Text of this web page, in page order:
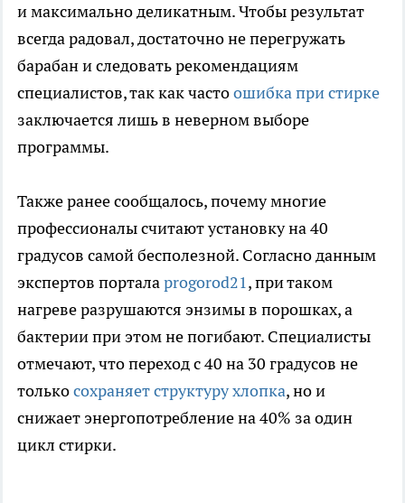
и максимально деликатным. Чтобы результат
всегда радовал, достаточно не перегружать
барабан и следовать рекомендациям
специалистов, так как частоошибка при стирке
заключается лишь в неверном выборе
программы.
Также ранее сообщалось, почему многие
профессионалы считают установку на 40
градусов самой бесполезной. Согласно данным
экспертов порталаprogorod21, при таком
нагреве разрушаются энзимы в порошках, а
бактерии при этом не погибают. Специалисты
отмечают, что переход с 40 на 30 градусов не
толькосохраняет структуру хлопка, но и
снижает энергопотребление на 40% за один
цикл стирки.